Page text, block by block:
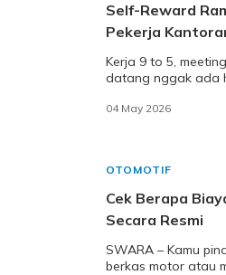
Self-Reward
Pekerja
Kerja 9 to 5,
datang nggak ada
2026 yan
04 May 2026
OTOMOTIF
Cek Berapa
Secara Resmi
SWARA – Kamu
berkas motor atau